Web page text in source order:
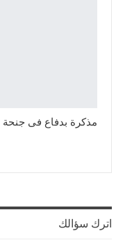
مذكرة بدفاع فى
اترك سؤالك